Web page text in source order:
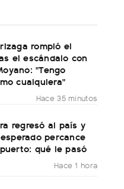
rompió el
el escándalo con
"Tengo
cualquiera"
Hace 35 minutos
regresó al país y
percance
qué le pasó
Hace 1 hora